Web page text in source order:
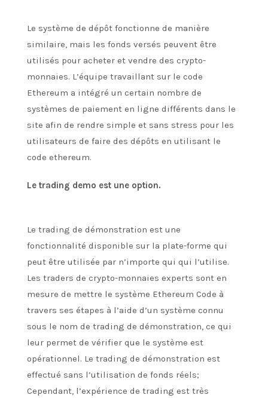
Le système de dépôt fonctionne de manière
similaire, mais les fonds versés peuvent être
utilisés pour acheter et vendre des crypto-
monnaies. L’équipe travaillant sur le code
Ethereum a intégré un certain nombre de
systèmes de paiement en ligne différents dans le
site afin de rendre simple et sans stress pour les
utilisateurs de faire des dépôts en utilisant le
code ethereum.
Le trading demo est une option.
Le trading de démonstration est une
fonctionnalité disponible sur la plate-forme qui
peut être utilisée par n’importe qui qui l’utilise.
Les traders de crypto-monnaies experts sont en
mesure de mettre le système Ethereum Code à
travers ses étapes à l’aide d’un système connu
sous le nom de trading de démonstration, ce qui
leur permet de vérifier que le système est
opérationnel. Le trading de démonstration est
effectué sans l’utilisation de fonds réels;
Cependant, l’expérience de trading est très